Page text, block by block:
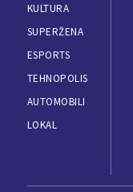
KULTURA
SUPERŽENA
ESPORTS
TEHNOPOLIS
AUTOMOBILI
LOKAL